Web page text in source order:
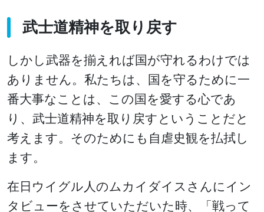
武士道精神を取り戻す
しかし武器を揃えれば国が守れるわけでは
ありません。私たちは、国を守るために一
番大事なことは、この国を愛する心であ
り、武士道精神を取り戻すということだと
考えます。そのためにも自虐史観を払拭し
ます。
在日ウイグル人のムカイダイスさんにイン
タビューをさせていただいた時、「戦って